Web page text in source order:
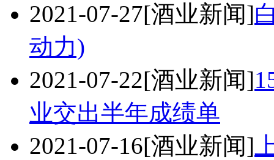
2021-07-27[酒业新闻]
动力)
2021-07-22[酒业新闻]
业交出半年成绩单
2021-07-16[酒业新闻]